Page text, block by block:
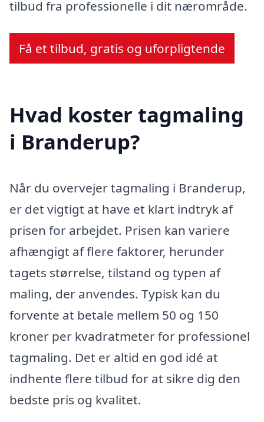
tilbud fra professionelle i dit nærområde.
Få et tilbud, gratis og uforpligtende
Hvad koster tagmaling
i Branderup?
Når du overvejer tagmaling i Branderup,
er det vigtigt at have et klart indtryk af
prisen for arbejdet. Prisen kan variere
afhængigt af flere faktorer, herunder
tagets størrelse, tilstand og typen af
maling, der anvendes. Typisk kan du
forvente at betale mellem 50 og 150
kroner per kvadratmeter for professionel
tagmaling. Det er altid en god idé at
indhente flere tilbud for at sikre dig den
bedste pris og kvalitet.